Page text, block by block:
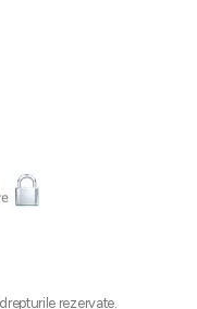
rezervate.